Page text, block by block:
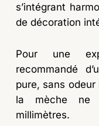
s’intégrant
de décoration
Pour une
recommandé
pure, sans
la mèche ne
millimètres.